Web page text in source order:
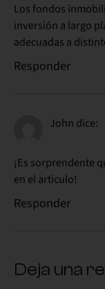
Los fondos
inversión a largo
adecuadas a
Responder
John dice:
¡Es sorprendente
en el articulo!
Responder
Deja una